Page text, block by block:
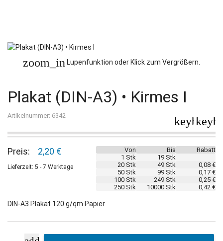
zoom_in Lupenfunktion oder Klick zum Vergrößern.
Plakat (DIN-A3) • Kirmes I
Artikelnummer: 6342
Von Bis
Rabatt
1 Stk
19 Stk
20 Stk
49 Stk
0,08 €
50 Stk
99 Stk
0,17 €
100 Stk
249 Stk
0,25 €
250 Stk
10000 Stk 0,42 €
Preis: 2,20 €
Lieferzeit: 5 - 7 Werktage
DIN-A3 Plakat 120 g/qm Papier